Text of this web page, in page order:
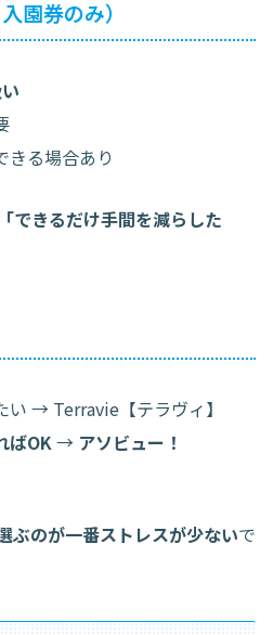
園券のみ）
きる場合あり
できるだけ手間を減らした
い → Terravie【テラヴィ】
ばOK→ アソビュー！
ぶのが一番ストレスが少ないで